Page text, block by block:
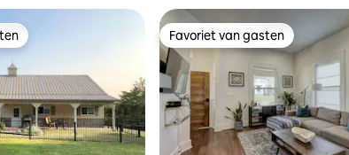
Favoriet van gasten
Favoriet van gasten